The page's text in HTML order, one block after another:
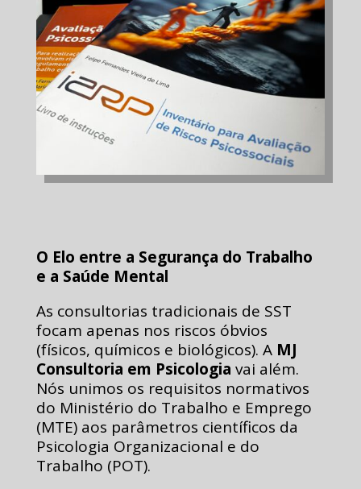
O Elo entre a Segurança do Trabalho
e a Saúde Mental
As consultorias tradicionais de SST
focam apenas nos riscos óbvios
(físicos, químicos e biológicos). A MJ
Consultoria em Psicologia vai além.
Nós unimos os requisitos normativos
do Ministério do Trabalho e Emprego
(MTE) aos parâmetros científicos da
Psicologia Organizacional e do
Trabalho (POT).